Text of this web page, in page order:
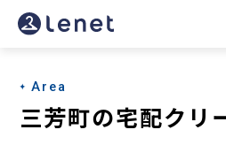
三
町
の
Area
三芳町の宅配クリ